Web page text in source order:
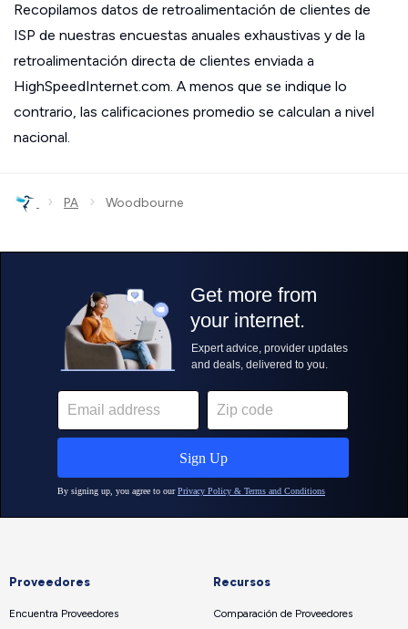
Recopilamos datos de retroalimentación de clientes de
ISP de nuestras encuestas anuales exhaustivas y de la
retroalimentación directa de clientes enviada a
HighSpeedInternet.com. A menos que se indique lo
contrario, las calificaciones promedio se calculan a nivel
nacional.
› PA › Woodbourne
Proveedores
Encuentra Proveedores
Recursos
Comparación de Proveedores